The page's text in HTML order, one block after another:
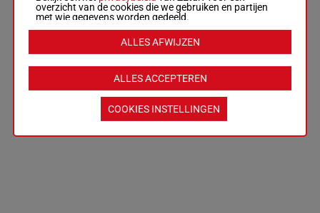
overzicht van de cookies die we gebruiken en partijen
met wie gegevens worden gedeeld.
ALLES ACCEPTEREN
ALLES AFWIJZEN
COOKIES INSTELLINGEN